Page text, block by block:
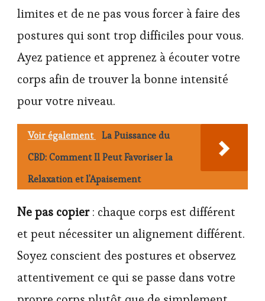
limites et de ne pas vous forcer à faire des
postures qui sont trop difficiles pour vous.
Ayez patience et apprenez à écouter votre
corps afin de trouver la bonne intensité
pour votre niveau.
Voir également
La Puissance du
CBD: Comment Il Peut Favoriser la
Relaxation et l'Apaisement
Ne pas copier: chaque corps est différent
et peut nécessiter un alignement différent.
Soyez conscient des postures et observez
attentivement ce qui se passe dans votre